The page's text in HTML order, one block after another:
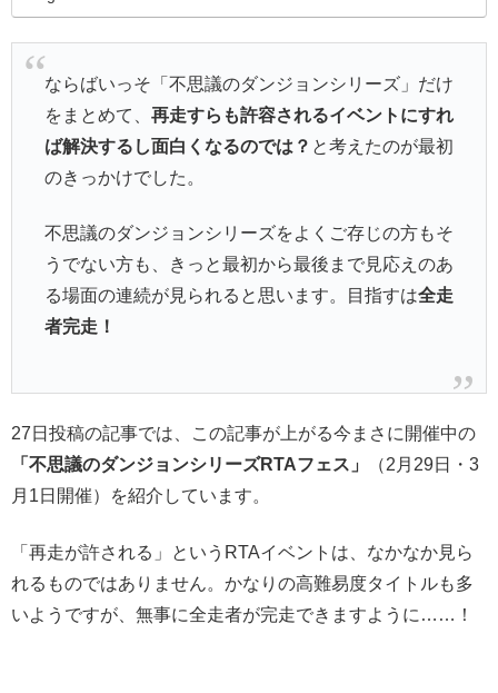
ならばいっそ「不思議のダンジョンシリーズ」だけ
をまとめて、 再走すらも許容されるイベントにすれ
ば解決するし面白くなるのでは？ と考えたのが最初
のきっかけでした。
不思議のダンジョンシリーズをよくご存じの方もそ
うでない方も、きっと最初から最後まで見応えのあ
る場面の連続が見られると思います。目指すは全走
者完走！
27日投稿の記事では、この記事が上がる今まさに開催中の
「不思議のダンジョンシリーズRTAフェス」
（2月29日・3
月1日開催）を紹介しています。
「再走が許される」というRTAイベントは、なかなか見ら
れるものではありません。かなりの高難易度タイトルも多
いようですが、無事に全走者が完走できますように……！